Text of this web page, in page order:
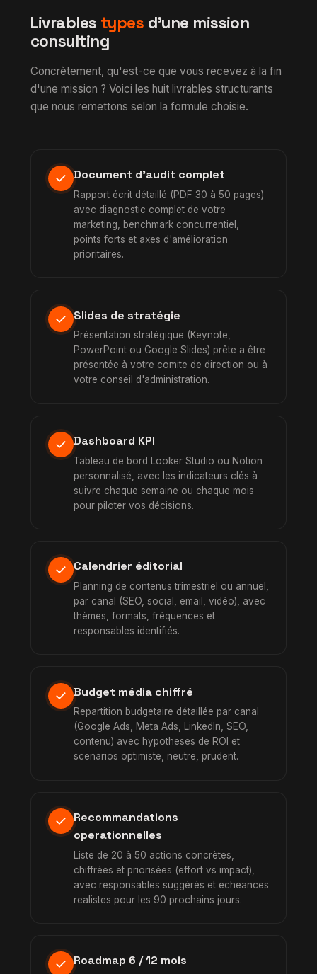
Livrables types d'une mission
consulting
Concrètement, qu'est-ce que vous recevez à la fin
d'une mission ? Voici les huit livrables structurants
que nous remettons selon la formule choisie.
check Document d'audit complet
Rapport écrit détaillé (PDF 30 à 50 pages)
avec diagnostic complet de votre
marketing, benchmark concurrentiel,
points forts et axes d'amélioration
prioritaires.
check Slides de stratégie
Présentation stratégique (Keynote,
PowerPoint ou Google Slides) prête a être
présentée à votre comite de direction ou à
votre conseil d'administration.
check Dashboard KPI
Tableau de bord Looker Studio ou Notion
personnalisé, avec les indicateurs clés à
suivre chaque semaine ou chaque mois
pour piloter vos décisions.
check Calendrier éditorial
Planning de contenus trimestriel ou annuel,
par canal (SEO, social, email, vidéo), avec
thèmes, formats, fréquences et
responsables identifiés.
check Budget média chiffré
Repartition budgetaire détaillée par canal
(Google Ads, Meta Ads, LinkedIn, SEO,
contenu) avec hypotheses de ROI et
scenarios optimiste, neutre, prudent.
check Recommandations
operationnelles
Liste de 20 à 50 actions concrètes,
chiffrées et priorisées (effort vs impact),
avec responsables suggérés et echeances
realistes pour les 90 prochains jours.
check Roadmap 6 / 12 mois